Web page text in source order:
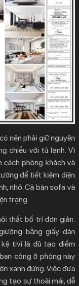
nên phải giữ nguyên
chiều với tủ lạnh. Vì
cách phòng khách và
để tiết kiệm diện
nhỏ. Cả bàn sofa và
trạng.
thất bố trí đơn giản.
bằng giấy dán
tivi là đủ tạo điểm
công ở phòng này
xanh đứng. Việc đưa
tạo sự thoải mái, dễ